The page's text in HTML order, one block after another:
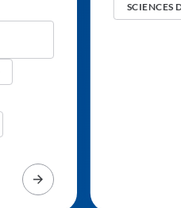
SCIENCES